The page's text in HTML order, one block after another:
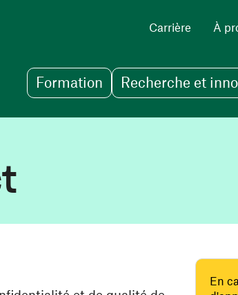
Carrière À
Formation Recherche et
En